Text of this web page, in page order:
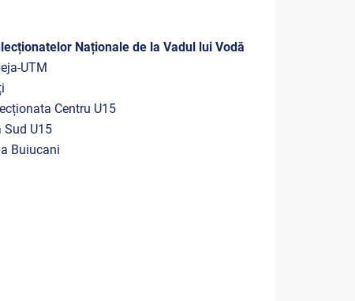
Naționale de la Vadul lui Vodă
UTM
Centru U15
Sud U15
Buiucani